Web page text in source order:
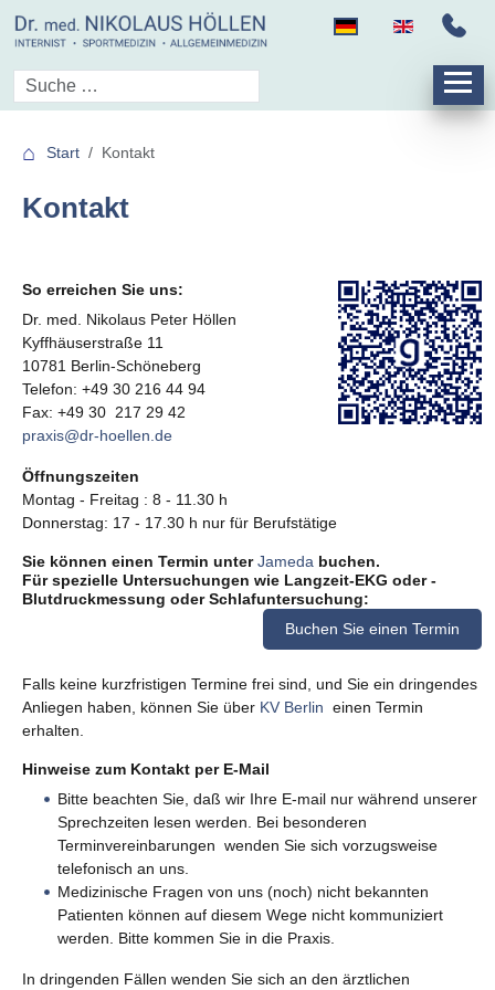
Start Kontakt
Kontakt
So erreichen Sie uns:
Dr. med. Nikolaus Peter Höllen
Kyffhäuserstraße 11
10781 Berlin-Schöneberg
Telefon: +49 30 216 44 94
Fax: +49 30 217 29 42
praxis@dr-hoellen.de
Öffnungszeiten
Montag - Freitag : 8 - 11.30 h
Donnerstag: 17 - 17.30 h nur für Berufstätige
Sie können einen Termin unterJameda buchen.
Für spezielle Untersuchungen wie Langzeit-EKG oder -
Blutdruckmessung oder Schlafuntersuchung:
Buchen Sie einen Termin
Falls keine kurzfristigen Termine frei sind, und Sie ein dringendes
Anliegen haben, können Sie über KV Berlin einen Termin
erhalten.
Hinweise zum Kontakt per E-Mail
Bitte beachten Sie, daß wir Ihre E-mail nur während unserer
Sprechzeiten lesen werden. Bei besonderen
Terminvereinbarungen wenden Sie sich vorzugsweise
telefonisch an uns.
Medizinische Fragen von uns (noch) nicht bekannten
Patienten können auf diesem Wege nicht kommuniziert
werden. Bitte kommen Sie in die Praxis.
In dringenden Fällen wenden Sie sich an den ärztlichen